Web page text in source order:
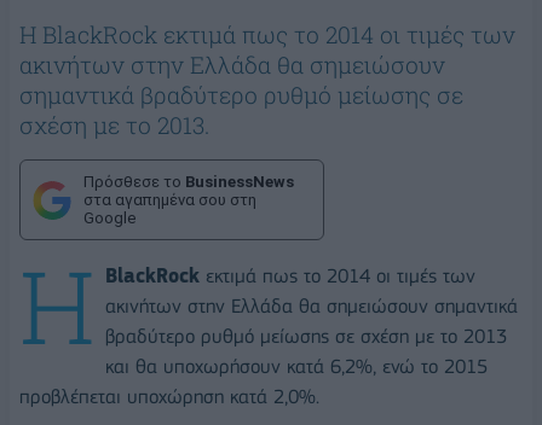
Η BlackRock εκτιμά πως το 2014 οι τιμές των
ακινήτων στην Ελλάδα θα σημειώσουν
σημαντικά βραδύτερο ρυθμό μείωσης σε
σχέση με το 2013.
Πρόσθεσε το BusinessNews
στα αγαπημένα σου στη
Google
Η BlackRock εκτιμά πως το 2014 οι τιμές των
ακινήτων στην Ελλάδα θα σημειώσουν σημαντικά
βραδύτερο ρυθμό μείωσης σε σχέση με το 2013
και θα υποχωρήσουν κατά 6,2%, ενώ το 2015
προβλέπεται υποχώρηση κατά 2,0%.